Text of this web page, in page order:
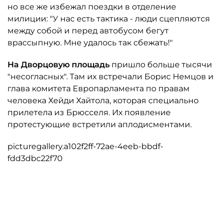
но все же избежал поездки в отделение
милиции: "У нас есть тактика - люди сцепляются
между собой и перед автобусом бегут
врассыпную. Мне удалось так сбежать!"
На Дворцовую площадь пришло больше тысячи
"несогласных". Там их встречали Борис Немцов и
глава комитета Европарламента по правам
человека Хейди Хайтола, которая специально
прилетела из Брюсселя. Их появление
протестующие встретили аплодисментами.
picturegallery.a102f2ff-72ae-4eeb-bbdf-
fdd3dbc22f70